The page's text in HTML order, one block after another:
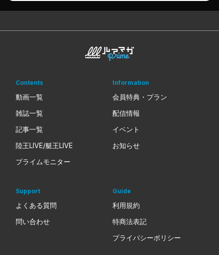
Contents
動画一覧
雑誌一覧
記事一覧
陸王LIVE/艇王LIVE
プライムモニター
Information
会員特典・プラン
配信情報
イベント
お知らせ
Support
よくある質問
問い合わせ
Guide
利用規約
特商法表記
プライバシーポリシー